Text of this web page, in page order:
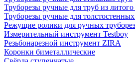
Труборезы ручные для труб из литого
Труборезы ручные для
Режущие ролики для ручных
Измерительный инструмент Testboy
Резьбонарезной инструмент ZIRA
Коронки биметаллические